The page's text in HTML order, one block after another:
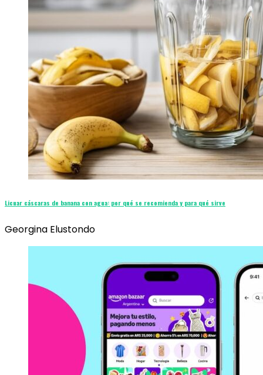
Licuar cáscaras de banana con agua: por qué se recomienda y para qué sirve
Georgina Elustondo